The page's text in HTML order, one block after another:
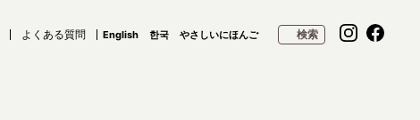
よくある質問 English 한국 やさしいにほんご 検索